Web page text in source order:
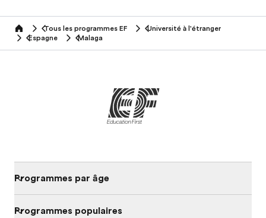
home Tous les programmes EF
Université à l'étranger
Espagne
Malaga
Programmes par âge
Programmes populaires